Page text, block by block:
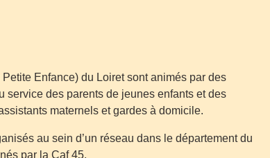
Enfance) du Loiret sont animés par des
service des parents de jeunes enfants et des
maternels et gardes à domicile.
au sein d’un réseau dans le département du
par la Caf 45.